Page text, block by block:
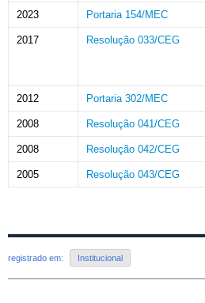
2023 Portaria 154/MEC
2017 Resolução 033/CEG
2012 Portaria 302/MEC
2008 Resolução 041/CEG
2008 Resolução 042/CEG
2005 Resolução 043/CEG
registrado em: Institucional